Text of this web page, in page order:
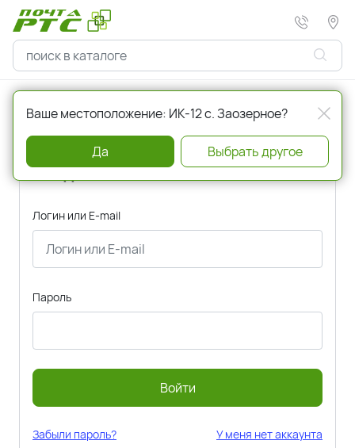
Главная Авторизация
Вход
Логин или E-mail
Пароль
Войти
Забыли пароль? У меня нет аккаунта
Ваше местоположение: ИК-12 с. Заозерное?
Да Выбрать другое